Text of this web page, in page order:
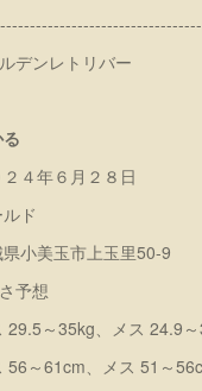
デンレトリバー
４年６月２８日
ド
小美玉市上玉里50-9
予想
～35kg、メス 24.9
～61cm、メス 51～